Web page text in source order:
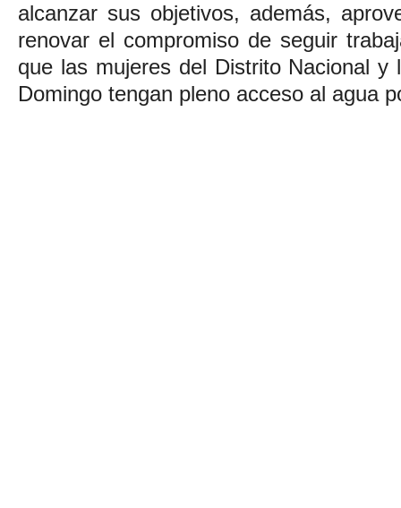
alcanzar sus objetivos, además,
renovar el compromiso de seguir
que las mujeres del Distrito Nacional y
Domingo tengan pleno acceso al agua